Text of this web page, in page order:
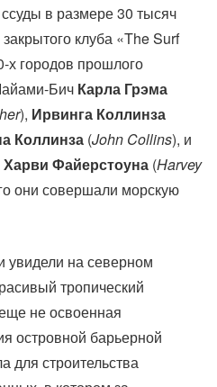
в размере 30 тысяч
клуба «The Surf
х городов прошлого
Бич Карла Грэма
), Ирвинга Коллинза
Коллинза (John Collins), и
Харви Файерстоуна (Harvey
они совершали морскую
увидели на северном
тропический
не освоенная
островной барьерной
для строительства